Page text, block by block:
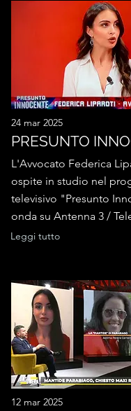
24 mar 2025
PRESUNTO
L'Avvocato Federica
ospite in studio nel
televisivo "Presunto
onda su Antenna 3 /
Leggi tutto
12 mar 2025